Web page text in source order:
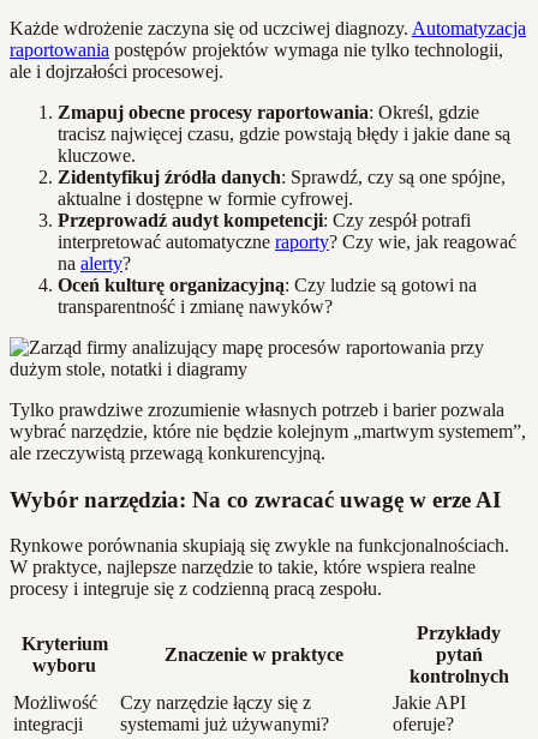
Każde wdrożenie zaczyna się od uczciwej diagnozy. Automatyzacja
raportowania postępów projektów wymaga nie tylko technologii,
ale i dojrzałości procesowej.
Zmapuj obecne procesy raportowania: Określ, gdzie
tracisz najwięcej czasu, gdzie powstają błędy i jakie dane są
kluczowe.
Zidentyfikuj źródła danych: Sprawdź, czy są one spójne,
aktualne i dostępne w formie cyfrowej.
Przeprowadź audyt kompetencji: Czy zespół potrafi
interpretować automatyczne raporty? Czy wie, jak reagować
na alerty?
Oceń kulturę organizacyjną: Czy ludzie są gotowi na
transparentność i zmianę nawyków?
Tylko prawdziwe zrozumienie własnych potrzeb i barier pozwala
wybrać narzędzie, które nie będzie kolejnym „martwym systemem”,
ale rzeczywistą przewagą konkurencyjną.
Wybór narzędzia: Na co zwracać uwagę w erze AI
Rynkowe porównania skupiają się zwykle na funkcjonalnościach.
W praktyce, najlepsze narzędzie to takie, które wspiera realne
procesy i integruje się z codzienną pracą zespołu.
Kryterium
wyboru
Znaczenie w praktyce
Przykłady
pytań
kontrolnych
Możliwość
integracji
Czy narzędzie łączy się z
systemami już używanymi?
Jakie API
oferuje?